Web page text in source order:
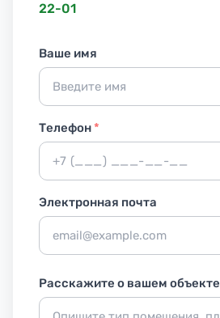
22-01
Ваше имя
Телефон*
Электронная почта
Расскажите о вашем объекте